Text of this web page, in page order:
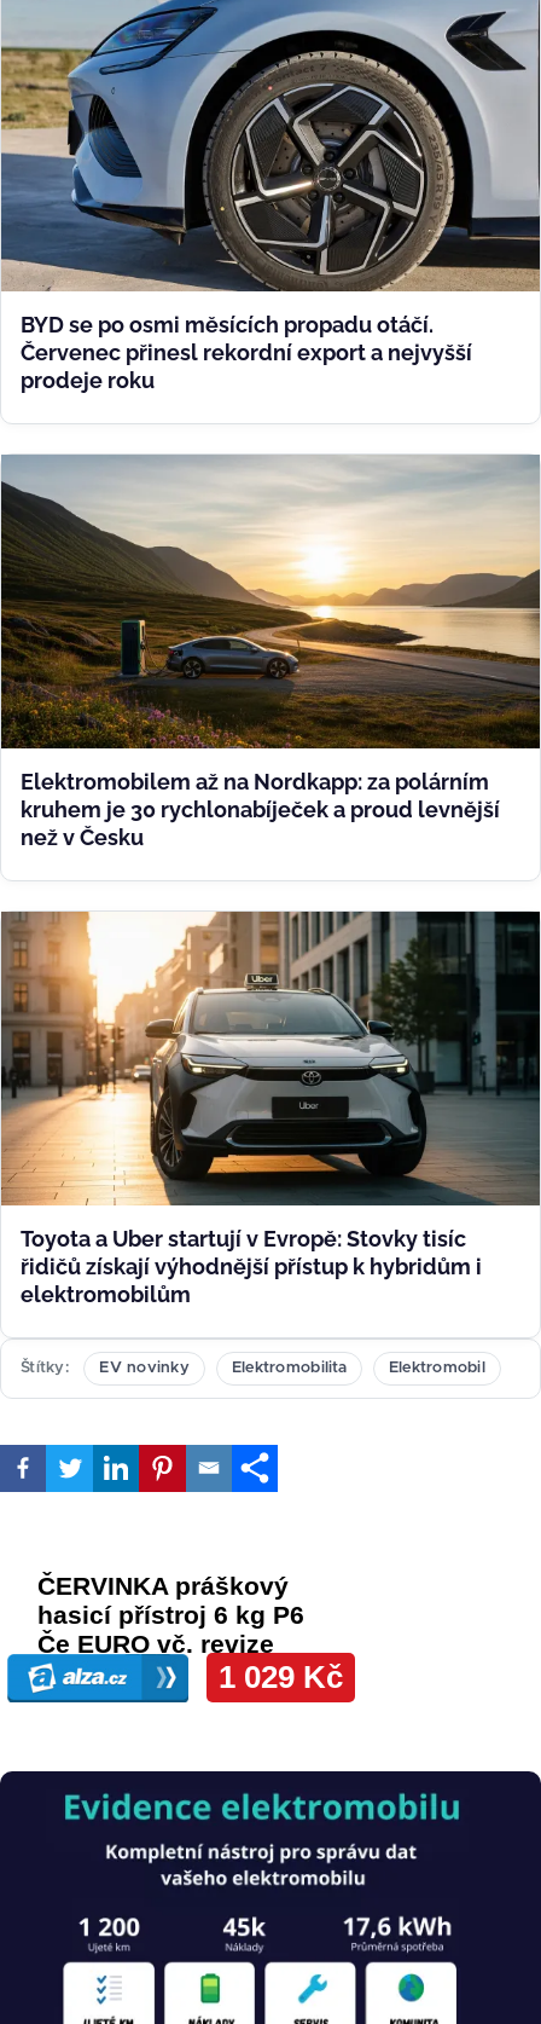
BYD se po osmi měsících propadu otáčí.
Červenec přinesl rekordní export a nejvyšší
prodeje roku
Elektromobilem až na Nordkapp: za polárním
kruhem je 30 rychlonabíječek a proud levnější
než v Česku
Toyota a Uber startují v Evropě: Stovky tisíc
řidičů získají výhodnější přístup k hybridům i
elektromobilům
Štítky EV novinky Elektromobilita Elektromobil
Obrázek